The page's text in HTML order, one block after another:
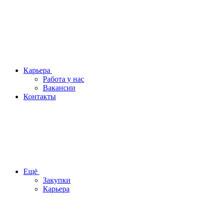
Карьера
Работа у нас
Вакансии
Контакты
Ещё
Закупки
Карьера